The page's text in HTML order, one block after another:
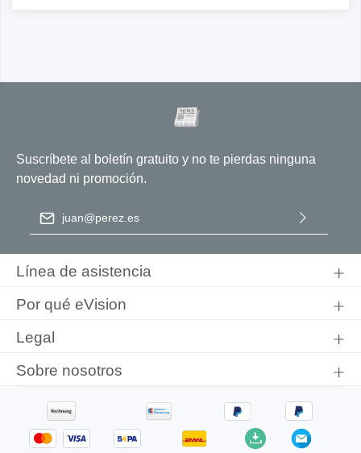
Suscríbete al boletín gratuito y no te pierdas ninguna
novedad ni promoción.
Dirección de correo electrónico
términos y condiciones generales
Línea de asistencia
Por qué eVision
Legal
Sobre nosotros